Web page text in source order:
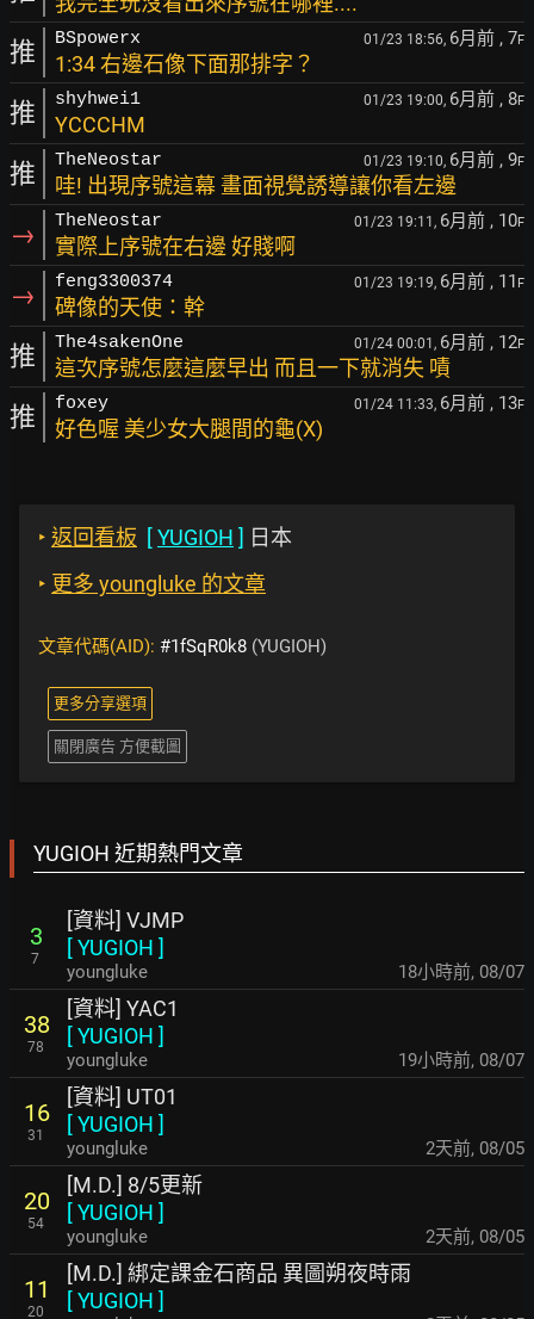
推 BSpowerx 01/23 18:56, 6月前 , 7F
1:34 右邊石像下面那排字？
推 shyhwei1 01/23 19:00, 6月前 , 8F
YCCCHM
推 TheNeostar 01/23 19:10, 6月前 , 9F
哇! 出現序號這幕 畫面視覺誘導讓你看左邊
→ TheNeostar 01/23 19:11, 6月前 , 10F
實際上序號在右邊 好賤啊
→ feng3300374 01/23 19:19, 6月前 , 11 F
碑像的天使：幹
推 The4sakenOne 01/24 00:01, 6月前 , 12F
這次序號怎麼這麼早出 而且一下就消失 嘖
推 foxey 01/24 11:33, 6月前 , 13F
好色喔 美少女大腿間的龜(X)
‣ 返回看板 [YUGIOH ] 日本
‣ 更多 youngluke 的文章
文章代碼(AID): #1fSqR0k8 (YUGIOH)
更多分享選項
關閉廣告 方便截圖
YUGIOH 近期熱門文章
3
7
[資料] VJMP
[YUGIOH ]
youngluke 18小時前, 08/07
38
78
[資料] YAC1
[YUGIOH ]
youngluke 19小時前, 08/07
16
31
[資料] UT01
[YUGIOH ]
youngluke 2天前, 08/05
20
54
[M.D.] 8/5更新
[YUGIOH ]
youngluke 2天前, 08/05
11
20
[M.D.] 綁定課金石商品 異圖朔夜時雨
[YUGIOH ]